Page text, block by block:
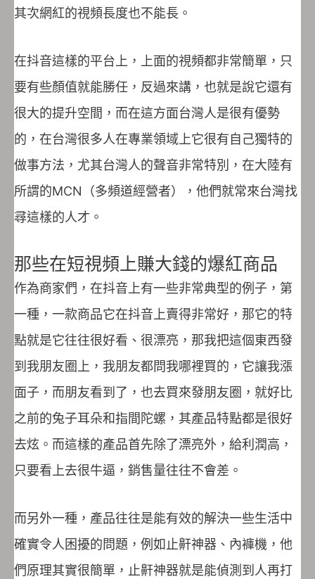
其次網紅的視頻長度也不能長。
在抖音這樣的平台上，上面的視頻都非常簡單，只
要有些顏值就能勝任，反過來講，也就是說它還有
很大的提升空間，而在這方面台灣人是很有優勢
的，在台灣很多人在專業領域上它很有自己獨特的
做事方法，尤其台灣人的聲音非常特別，在大陸有
所謂的MCN（多頻道經營者），他們就常來台灣找
尋這樣的人才。
那些在短視頻上賺大錢的爆紅商品
作為商家們，在抖音上有一些非常典型的例子，第
一種，一款商品它在抖音上賣得非常好，那它的特
點就是它往往很好看、很漂亮，那我把這個東西發
到我朋友圈上，我朋友都問我哪裡買的，它讓我漲
面子，而朋友看到了，也去買來發朋友圈，就好比
之前的兔子耳朵和指間陀螺，其產品特點都是很好
去炫。而這樣的產品首先除了漂亮外，給利潤高，
只要看上去很牛逼，銷售量往往不會差。
而另外一種，產品往往是能有效的解決一些生活中
確實令人困擾的問題，例如止鼾神器、內褲機，他
們原理其實很簡單，止鼾神器就是能偵測到人再打